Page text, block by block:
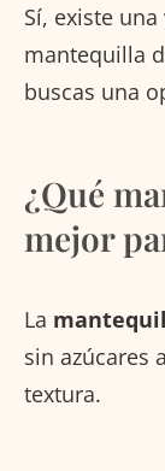
Sí, existe
mantequilla
buscas una
¿Qué
mejor
La
sin azúcares
textura.